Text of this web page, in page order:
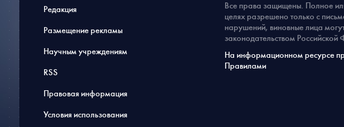
Редакция
Размещение рекламы
Научным учреждениям
RSS
Правовая информация
Условия использования
Все права защищены. Полное
целях разрешено только с
нарушений, виновные лица
законодательством
На информационном ресурсе
Правилами